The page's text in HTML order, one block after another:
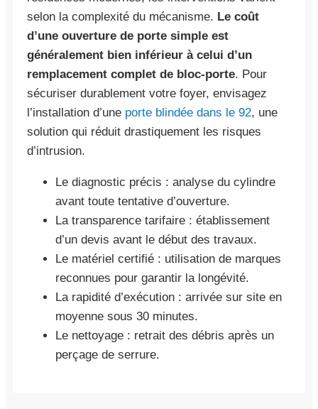
selon la complexité du mécanisme. Le coût
d’une ouverture de porte simple est
généralement bien inférieur à celui d’un
remplacement complet de bloc-porte. Pour
sécuriser durablement votre foyer, envisagez
l’installation d’une porte blindée dans le 92, une
solution qui réduit drastiquement les risques
d’intrusion.
Le diagnostic précis : analyse du cylindre
avant toute tentative d’ouverture.
La transparence tarifaire : établissement
d’un devis avant le début des travaux.
Le matériel certifié : utilisation de marques
reconnues pour garantir la longévité.
La rapidité d’exécution : arrivée sur site en
moyenne sous 30 minutes.
Le nettoyage : retrait des débris après un
perçage de serrure.